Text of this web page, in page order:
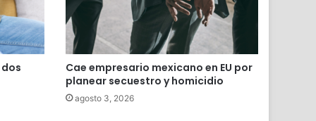
Cae empresario mexicano en EU por
planear secuestro y homicidio
agosto 3, 2026